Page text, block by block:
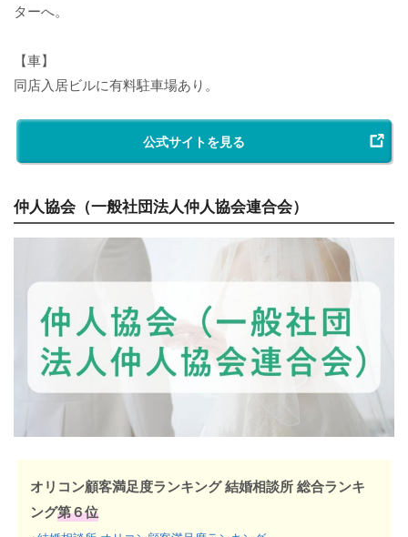
ターへ。
【車】
同店入居ビルに有料駐車場あり。
公式サイトを見る
仲人協会（一般社団法人仲人協会連合会）
オリコン顧客満足度ランキング 結婚相談所 総合ランキ
ング第６位